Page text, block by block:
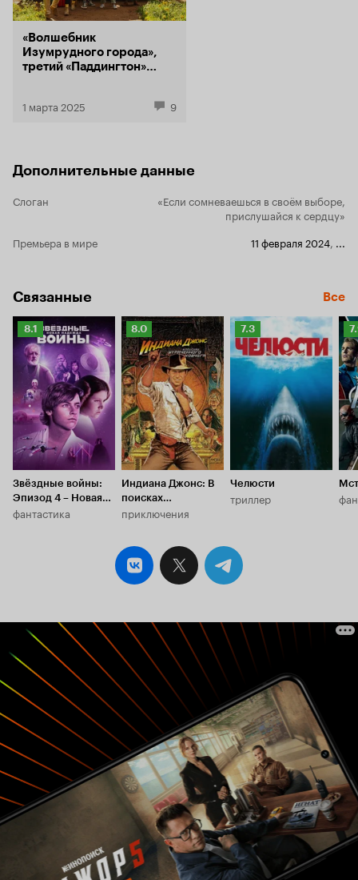
«Волшебник
Изумрудного города»,
третий «Паддингтон»
Кинопоиска в марте
1 марта 2025 9
Дополнительные данные
Слоган
«Если сомневаешься в своём выборе,
прислушайся к сердцу»
Премьера в мире
11 февраля 2024
Связанные Все
Рейтинг
Кинопоиска
8.1
8.1
Звёздные войны:
Эпизод 4 – Новая
надежда
фантастика
Рейтинг
Кинопоиска
8.0
8.0
Индиана Джонс: В
поисках
утраченного
приключения
Рейтинг
Кинопоиска
7.3
7.3
Челюсти
триллер